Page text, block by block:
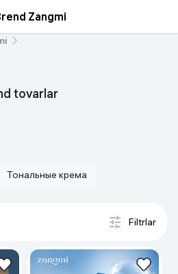
Zangmi
tovarlar
Тональные крема
Filtrlar